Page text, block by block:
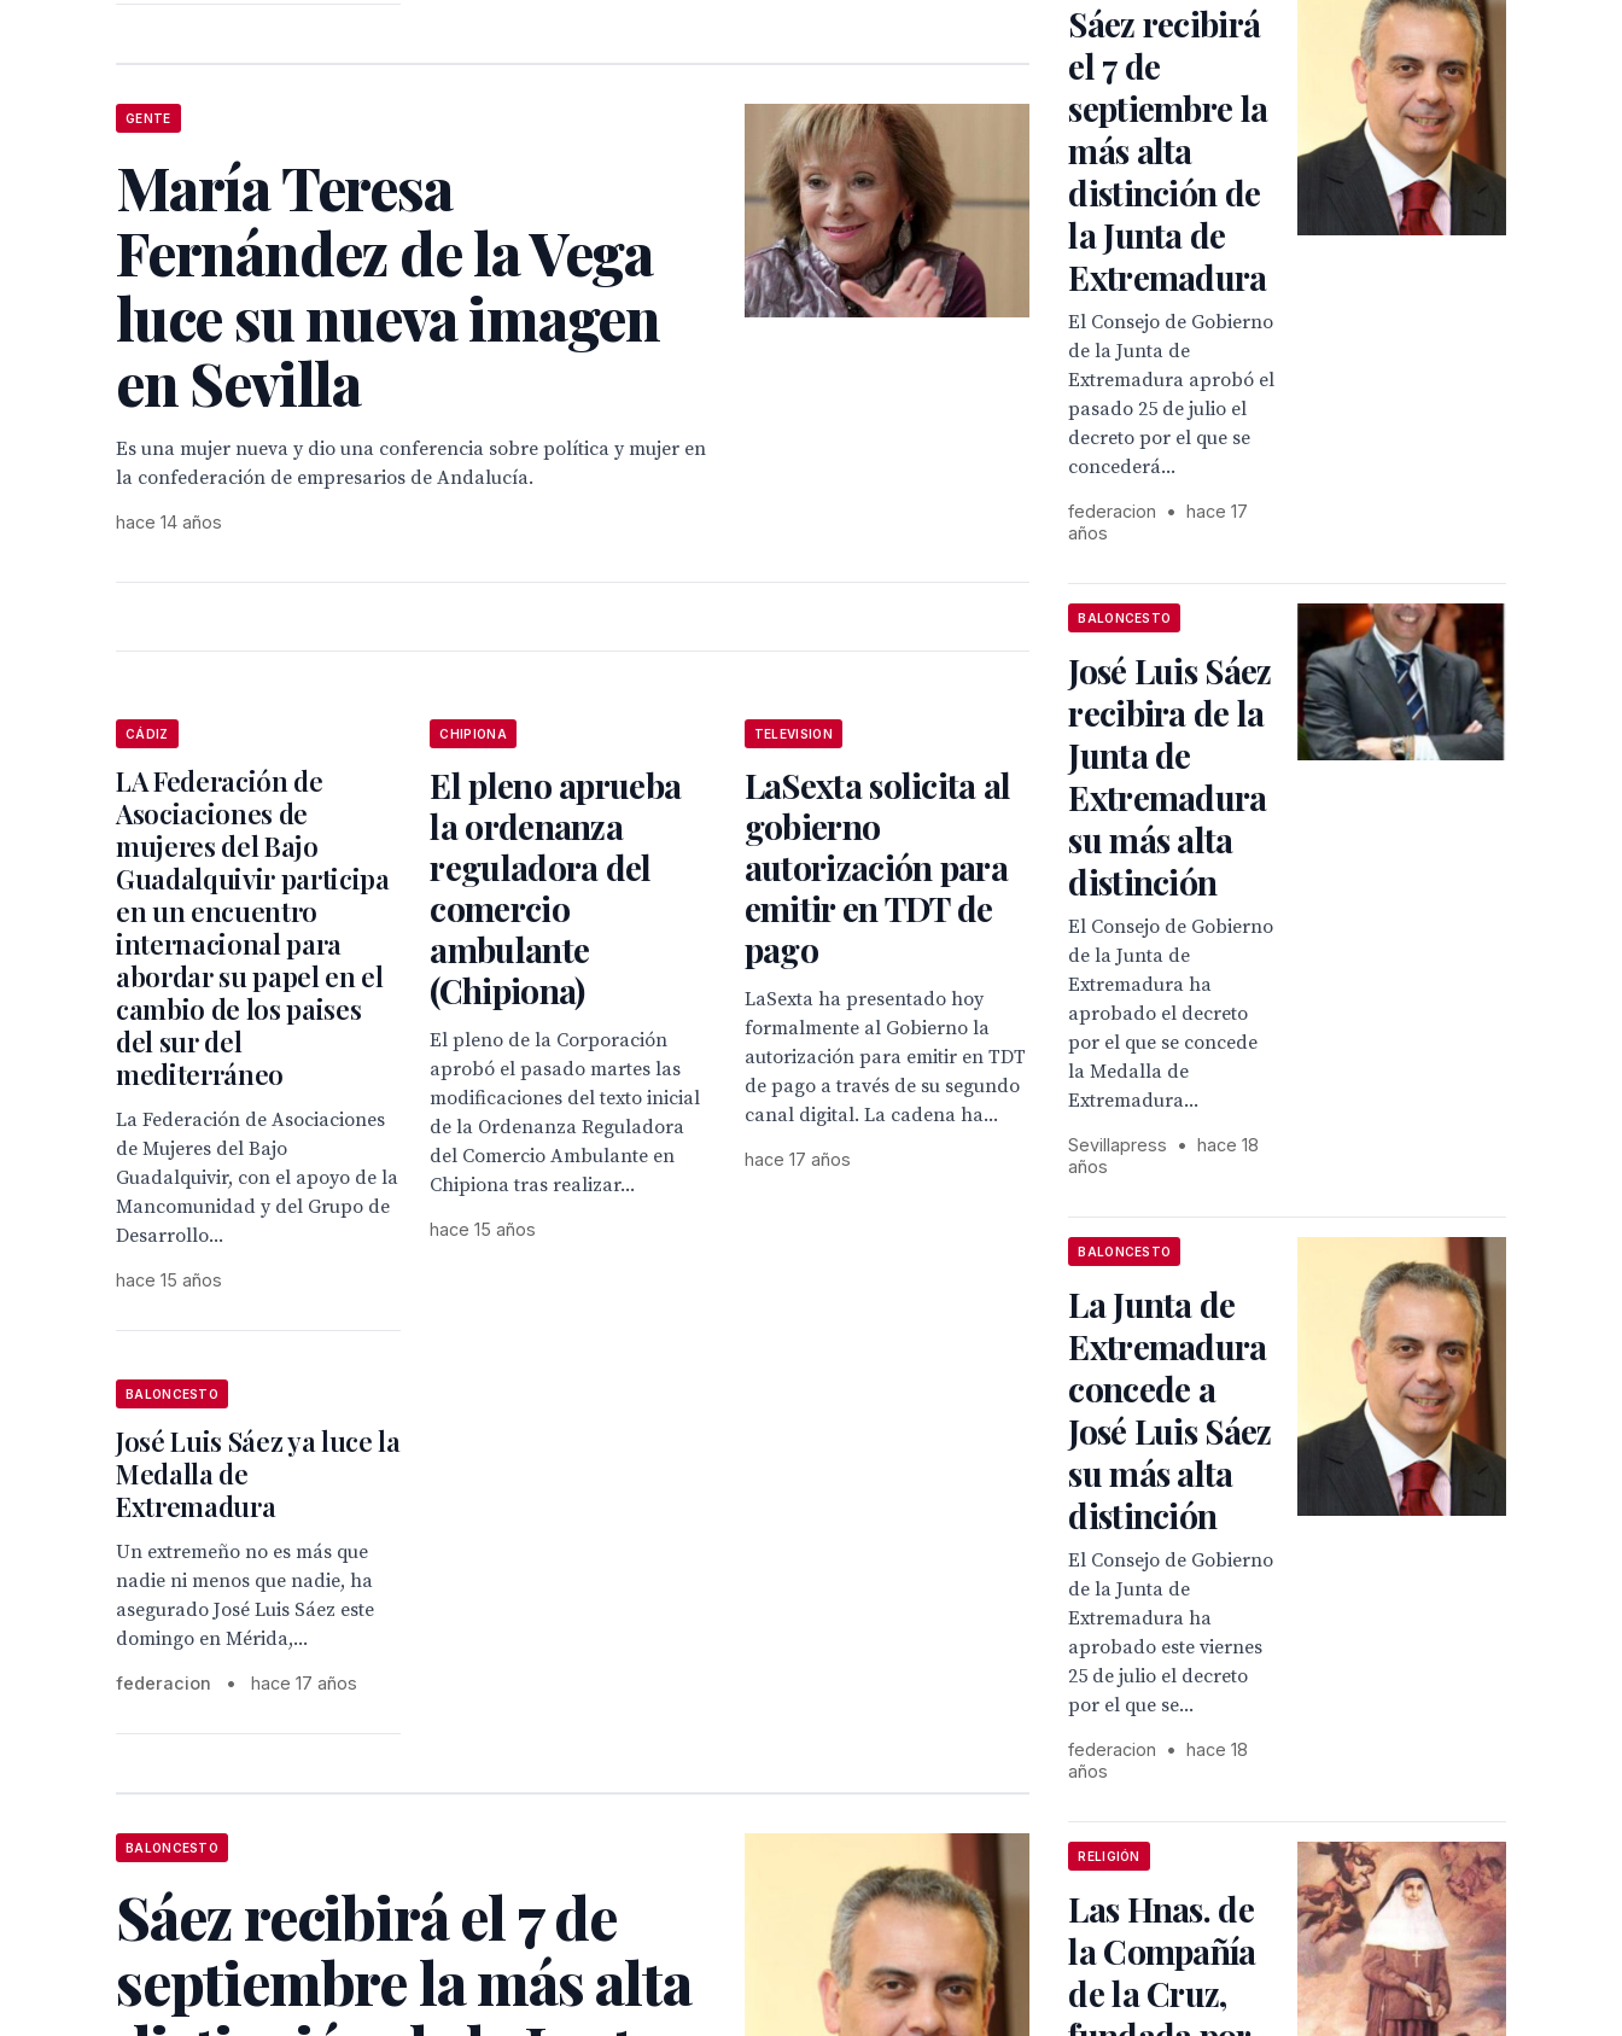
GENTE
María Teresa
Fernández de la Vega
luce su nueva imagen
en Sevilla
Es una mujer nueva y dio una conferencia sobre política y mujer en
la confederación de empresarios de Andalucía.
hace 14 años
CÁDIZ
LA Federación de
Asociaciones de
mujeres del Bajo
Guadalquivir participa
en un encuentro
internacional para
abordar su papel en el
cambio de los paises
del sur del
mediterráneo
La Federación de Asociaciones
de Mujeres del Bajo
Guadalquivir, con el apoyo de la
Mancomunidad y del Grupo de
Desarrollo...
hace 15 años
CHIPIONA
El pleno aprueba
la ordenanza
reguladora del
comercio
ambulante
(Chipiona)
El pleno de la Corporación
aprobó el pasado martes las
modificaciones del texto inicial
de la Ordenanza Reguladora
del Comercio Ambulante en
Chipiona tras realizar...
hace 15 años
TELEVISION
LaSexta solicita al
gobierno
autorización para
emitir en TDT de
pago
LaSexta ha presentado hoy
formalmente al Gobierno la
autorización para emitir en TDT
de pago a través de su segundo
canal digital. La cadena ha...
hace 17 años
BALONCESTO
José Luis Sáez ya luce la
Medalla de
Extremadura
Un extremeño no es más que
nadie ni menos que nadie, ha
asegurado José Luis Sáez este
domingo en Mérida,...
federacion • hace 17 años
BALONCESTO
Sáez recibirá el 7 de
septiembre la más alta
Sáez recibirá
el 7 de
septiembre la
más alta
distinción de
la Junta de
Extremadura
El Consejo de Gobierno
de la Junta de
Extremadura aprobó el
pasado 25 de julio el
decreto por el que se
concederá...
federacion •
hace 17
años
BALONCESTO
José Luis Sáez
recibira de la
Junta de
Extremadura
su más alta
distinción
El Consejo de Gobierno
de la Junta de
Extremadura ha
aprobado el decreto
por el que se concede
la Medalla de
Extremadura...
Sevillapress •
hace 18
años
BALONCESTO
La Junta de
Extremadura
concede a
José Luis Sáez
su más alta
distinción
El Consejo de Gobierno
de la Junta de
Extremadura ha
aprobado este viernes
25 de julio el decreto
por el que se...
federacion •
hace 18
años
RELIGIÓN
Las Hnas. de
la Compañía
de la Cruz,